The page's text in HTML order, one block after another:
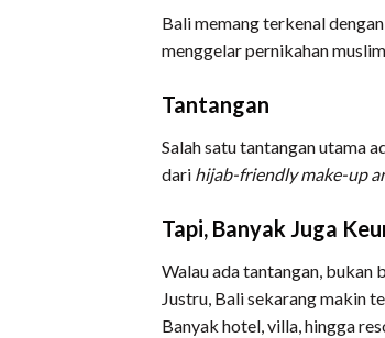
Bali memang terkenal
menggelar pernikahan
Tantangan
Salah satu tantangan utama
dari hijab-friendly make-up
Tapi, Banyak Juga
Walau ada tantangan, bukan
Justru, Bali sekarang makin
Banyak hotel, villa, hingga